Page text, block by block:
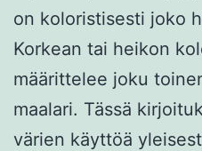
on koloristisesti joko
Korkean tai heikon
määrittelee joku
maalari. Tässä
värien käyttöä